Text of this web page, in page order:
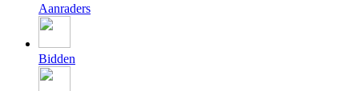
Aanraders
Bidden